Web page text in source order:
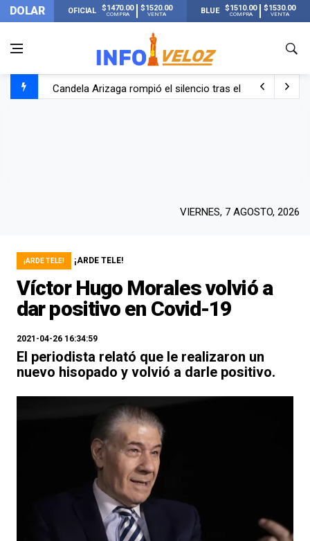
DOLAR OFICIAL $1470.00
COMPRA
$1520.00
VENTA BLUE $1510.00
COMPRA
$1530.00
VENTA
Candela Arizaga rompió el silencio tras el incidente con
VIERNES, 7 AGOSTO, 2026
¡ARDE TELE! ¡ARDE TELE!
Víctor Hugo Morales volvió a
dar positivo en Covid-19
2021-04-26 16:34:59
El periodista relató que le realizaron un
nuevo hisopado y volvió a darle positivo.